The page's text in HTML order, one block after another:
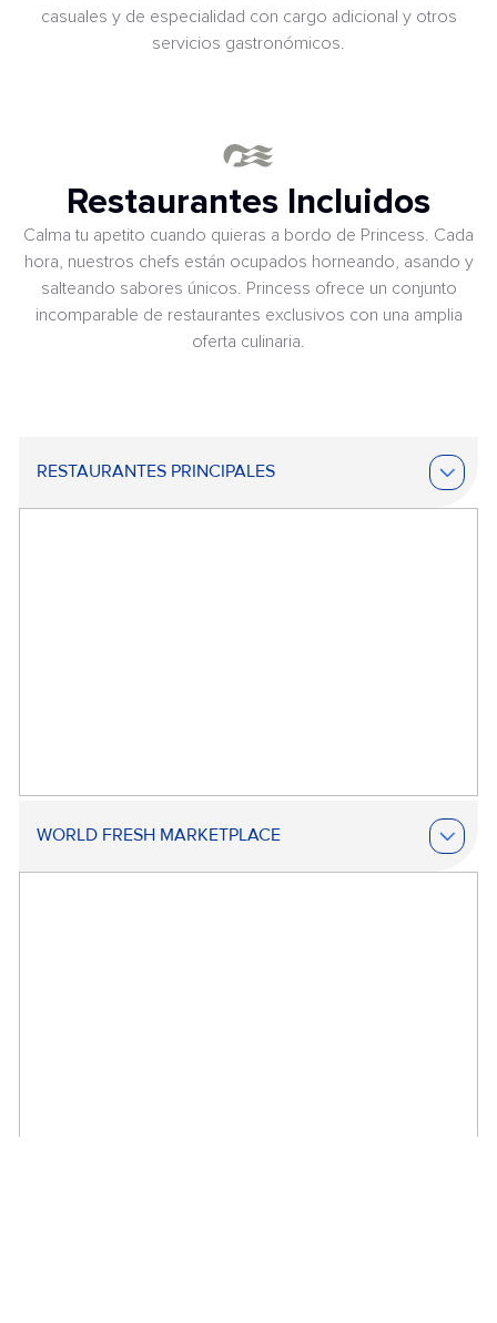
casuales y de especialidad con cargo adicional y otros
servicios gastronómicos.
Restaurantes Incluidos
Calma tu apetito cuando quieras a bordo de Princess. Cada
hora, nuestros chefs están ocupados horneando, asando y
salteando sabores únicos. Princess ofrece un conjunto
incomparable de restaurantes exclusivos con una amplia
oferta culinaria.
RESTAURANTES PRINCIPALES
WORLD FRESH MARKETPLACE